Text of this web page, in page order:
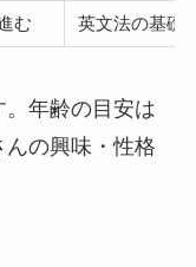
む 英文法の基礎
年齢の目安は
の興味・性格